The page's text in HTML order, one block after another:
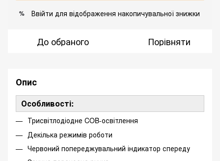
% Ввійти для відображення накопичувальної знижки
До обраного Порівняти
Опис
Особливості:
Трисвітлодіодне COB-освітлення
Декілька режимів роботи
Червоний попереджувальний індикатор спереду